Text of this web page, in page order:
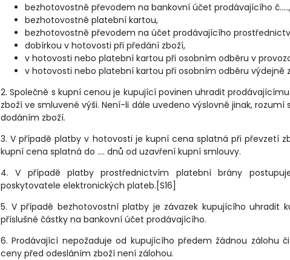
bezhotovostně převodem na bankovní účet prodávajícího
bezhotovostně platební kartou,
bezhotovostně převodem na účet prodávajícího
dobírkou v hotovosti při předání zboží,
v hotovosti nebo platební kartou při osobním odběru v
v hotovosti nebo platební kartou při osobním odběru výdejně
2. Společně s kupní cenou je kupující povinen uhradit
zboží ve smluvené výši. Není-li dále uvedeno výslovně jinak,
dodáním zboží.
3. V případě platby v hotovosti je kupní cena splatná při převzetí
kupní cena splatná do …. dnů od uzavření kupní smlouvy.
4. V případě platby prostřednictvím platební brány
poskytovatele elektronických plateb.[S16]
5. V případě bezhotovostní platby je závazek kupujícího uhradit
příslušné částky na bankovní účet prodávajícího.
6. Prodávající nepožaduje od kupujícího předem žádnou zálohu
ceny před odesláním zboží není zálohou.